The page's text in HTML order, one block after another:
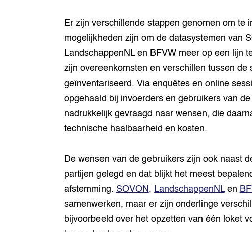
Er zijn verschillende stappen genomen om te
mogelijkheden zijn om de datasystemen van
LandschappenNL en BFVW meer op een lijn
zijn overeenkomsten en verschillen tussen de
geïnventariseerd. Via enquêtes en online
opgehaald bij invoerders en gebruikers van
nadrukkelijk gevraagd naar wensen, die
technische haalbaarheid en kosten.
De wensen van de gebruikers zijn ook naast
partijen gelegd en dat blijkt het meest
afstemming. SOVON , LandschappenNLen
samenwerken, maar er zijn onderlinge
bijvoorbeeld over het opzetten van één loket